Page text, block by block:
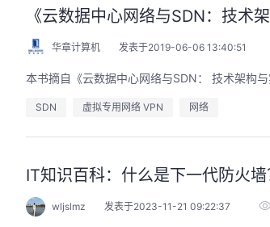
《云数据中心网络与SDN：技
华章计算机 发表于2019-06-06 13:40:51
本书摘自《云数据中心网络与SDN： 技术架构
SDN 虚拟专用网络 VPN 网络
IT知识百科：什么是下一代防火墙
wljslmz 发表于2023-11-21 09:22:37